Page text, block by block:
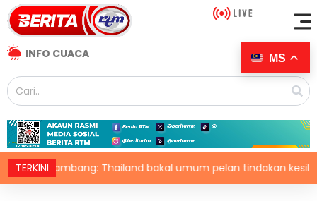
INFO CUACA
TERKINI
rambang: Thailand bakal umum pelan tindakan kesihatan
MS